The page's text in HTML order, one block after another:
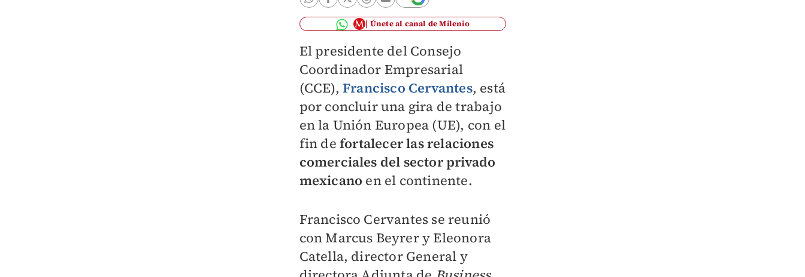
Únete al canal de Milenio
El presidente del Consejo
Coordinador Empresarial
(CCE), Francisco Cervantes, está
por concluir una gira de trabajo
en la Unión Europea (UE), con el
fin de fortalecer lasrelaciones
comerciales del sector privado
mexicano en el continente.
Francisco Cervantes se reunió
con Marcus Beyrer y Eleonora
Catella, director General y